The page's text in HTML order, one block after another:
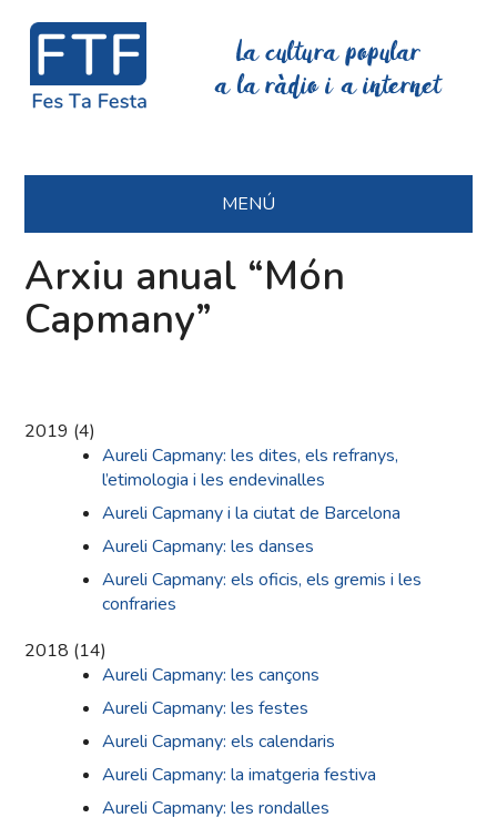
La cultura popular
a la ràdio i a internet
MENÚ
Arxiu anual “Món
Capmany”
2019 (4)
Aureli Capmany: les dites, els refranys,
l’etimologia i les endevinalles
Aureli Capmany i la ciutat de Barcelona
Aureli Capmany: les danses
Aureli Capmany: els oficis, els gremis i les
confraries
2018 (14)
Aureli Capmany: les cançons
Aureli Capmany: les festes
Aureli Capmany: els calendaris
Aureli Capmany: la imatgeria festiva
Aureli Capmany: les rondalles